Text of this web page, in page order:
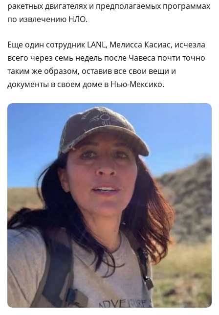
ракетных двигателях и предполагаемых программах
по извлечению НЛО.
Еще один сотрудник LANL, Мелисса Касиас, исчезла
всего через семь недель после Чавеса почти точно
таким же образом, оставив все свои вещи и
документы в своем доме в Нью-Мексико.